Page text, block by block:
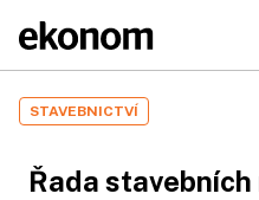
STAVEBNICTVÍ
Řada